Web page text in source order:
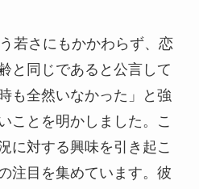
若さにもかかわらず、恋
と同じであると公言して
も全然いなかった」と強
ことを明かしました。こ
に対する興味を引き起こ
注目を集めています。彼